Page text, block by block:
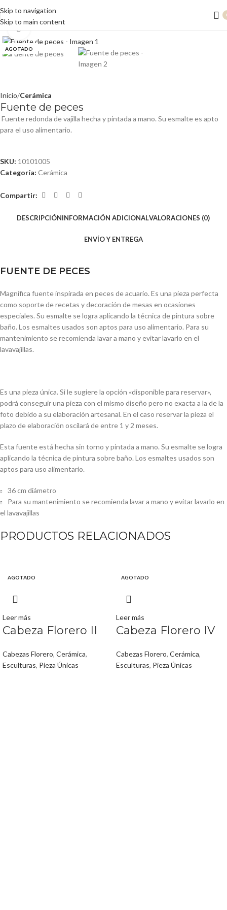
Skip to navigation
Skip to main content
AGOTADO
Clic para ampliar
Inicio Cerámica
Fuente de peces
Fuente redonda de vajilla hecha y pintada a mano. Su esmalte es apto
para el uso alimentario.
SKU: 10101005
Categoría: Cerámica
Compartir:
DESCRIPCIÓNINFORMACIÓN ADICIONALVALORACIONES (0)
ENVÍO Y ENTREGA
FUENTE DE PECES
Magnífica fuente inspirada en peces de acuario. Es una pieza perfecta
como soporte de recetas y decoración de mesas en ocasiones
especiales. Su esmalte se logra aplicando la técnica de pintura sobre
baño. Los esmaltes usados son aptos para uso alimentario. Para su
mantenimiento se recomienda lavar a mano y evitar lavarlo en el
lavavajillas.
Es una pieza única. Si le sugiere la opción «disponible para reservar»,
podrá conseguir una pieza con el mismo diseño pero no exacta a la de la
foto debido a su elaboración artesanal. En el caso reservar la pieza el
plazo de elaboración oscilará de entre 1 y 2 meses.
Esta fuente está hecha sin torno y pintada a mano. Su esmalte se logra
aplicando la técnica de pintura sobre baño. Los esmaltes usados son
aptos para uso alimentario.
36 cm diámetro
Para su mantenimiento se recomienda lavar a mano y evitar lavarlo en
el lavavajillas
PRODUCTOS RELACIONADOS
AGOTADO
Leer más
Cabeza Florero II
Cabezas Florero, Cerámica,
Esculturas, Pieza Únicas
AGOTADO
Leer más
Cabeza Florero IV
Cabezas Florero, Cerámica,
Esculturas, Pieza Únicas